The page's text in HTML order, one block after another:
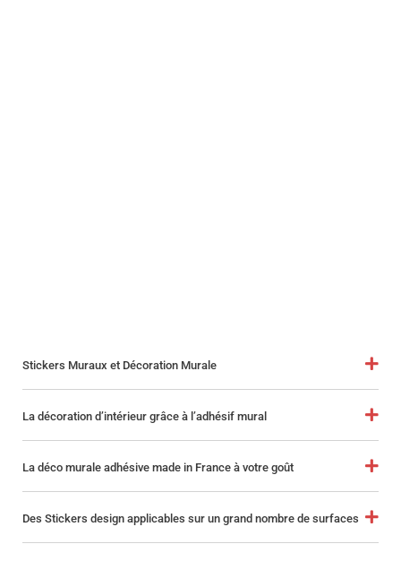
Stickers Muraux et Décoration Murale
La décoration d’intérieur grâce à l’adhésif mural
La déco murale adhésive made in France à votre goût
Des Stickers design applicables sur un grand nombre de surfaces